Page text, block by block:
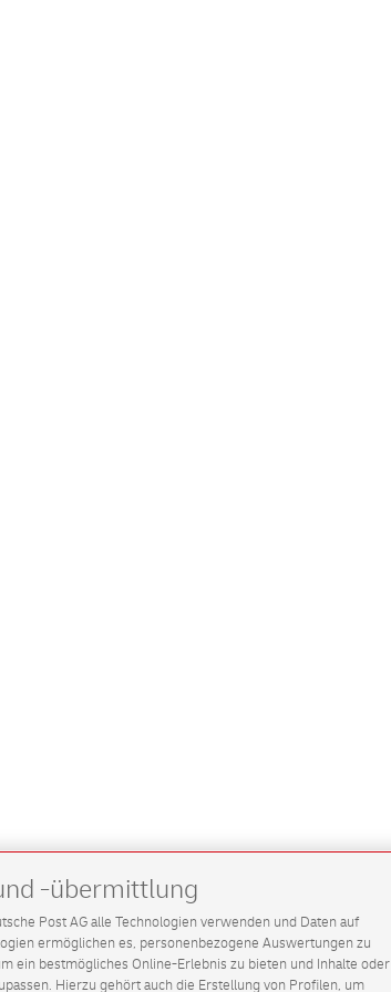
-übermittlung
Post AG alle Technologien verwenden und Daten auf
ermöglichen es, personenbezogene Auswertungen zu
ein bestmögliches Online-Erlebnis zu bieten und Inhalte oder
Hierzu gehört auch die Erstellung von Profilen, um